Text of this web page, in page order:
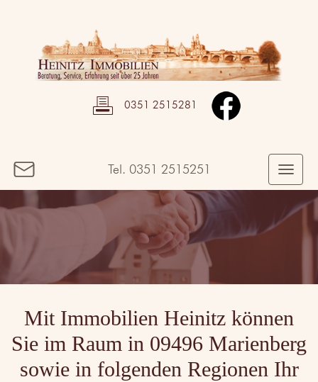
0351 2515281
Tel. 0351 2515251
Mit Immobilien Heinitz können
Sie im Raum in 09496 Marienberg
sowie in folgenden Regionen Ihr